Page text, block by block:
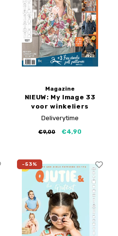
Magazine
NIEUW: My Image 33
voor winkeliers
Deliverytime
€9,00 €4,90
-53%